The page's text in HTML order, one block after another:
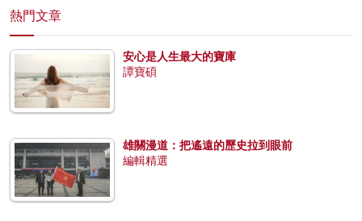
熱門文章
安心是人生最大的寶庫
譚寶碩
雄關漫道：把遙遠的歷史拉到眼前
編輯精選